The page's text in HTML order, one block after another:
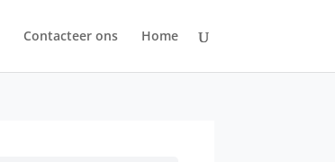
Contacteer ons Home